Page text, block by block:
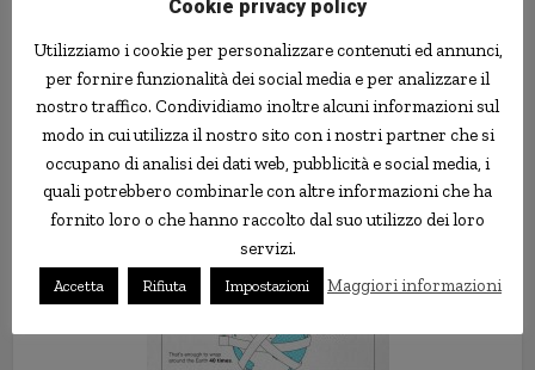
guerra in Iraq. Qualcuno è arrivato a calcolare che il tempo che
gli americani perdono una media di mezz’ora all’anno perché il
rotolo della carta igienica non è come si aspettano.
Cookie privacy policy
Utilizziamo i cookie per personalizzare contenuti ed annunci,
per fornire funzionalità dei social media e per analizzare il
nostro traffico. Condividiamo inoltre alcuni informazioni sul
modo in cui utilizza il nostro sito con i nostri partner che si
occupano di analisi dei dati web, pubblicità e social media, i
quali potrebbero combinarle con altre informazioni che ha
fornito loro o che hanno raccolto dal suo utilizzo dei loro
servizi.
Accetta Rifiuta Impostazioni Maggiori informazioni